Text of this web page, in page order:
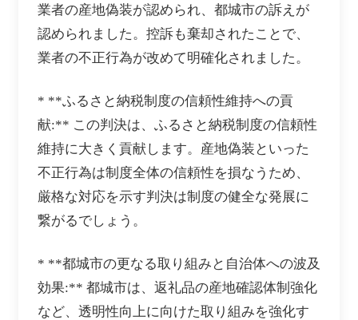
業者の産地偽装が認められ、都城市の訴えが
認められました。控訴も棄却されたことで、
業者の不正行為が改めて明確化されました。
* **ふるさと納税制度の信頼性維持への貢
献:** この判決は、ふるさと納税制度の信頼性
維持に大きく貢献します。産地偽装といった
不正行為は制度全体の信頼性を損なうため、
厳格な対応を示す判決は制度の健全な発展に
繋がるでしょう。
* **都城市の更なる取り組みと自治体への波及
効果:** 都城市は、返礼品の産地確認体制強化
など、透明性向上に向けた取り組みを強化す